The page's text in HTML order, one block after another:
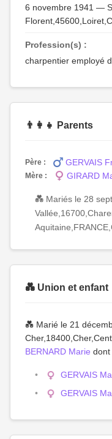
6 novembre 1941 —
Profession(s) :
charpentier employé
👨‍👩‍👧 Parents
Père : GERVAIS
Mère :
GIRARD
💑 Mariés le 28
💑 Union et enfant
💑 Marié le 21
BERNARD Marie dont
GERVAIS
GERVAIS